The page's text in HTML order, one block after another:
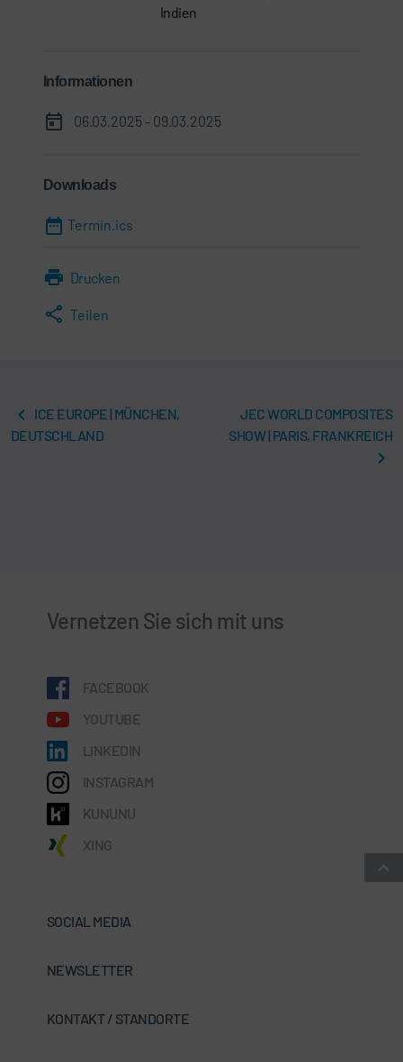
Indien
Informationen
06.03.2025 - 09.03.2025
Downloads
Termin.ics
Drucken
Teilen
ICE EUROPE | MÜNCHEN,
DEUTSCHLAND
JEC WORLD COMPOSITES
SHOW | PARIS, FRANKREICH
Vernetzen Sie sich mit uns
FACEBOOK
YOUTUBE
LINKEDIN
INSTAGRAM
KUNUNU
XING
SOCIAL MEDIA
NEWSLETTER
KONTAKT / STANDORTE